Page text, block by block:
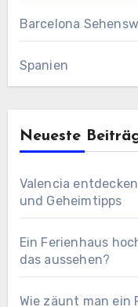
Barcelona
Spanien
Neueste
Valencia
und Geheimtipps
Ein Ferienhaus
das aussehen?
Wie zäunt man ein